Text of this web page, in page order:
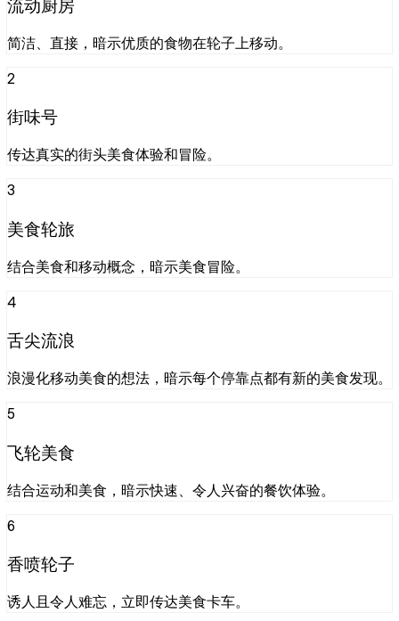
流动厨房
简洁、直接，暗示优质的食物在轮子上移动。
2
街味号
传达真实的街头美食体验和冒险。
3
美食轮旅
结合美食和移动概念，暗示美食冒险。
4
舌尖流浪
浪漫化移动美食的想法，暗示每个停靠点都有新的美食发现。
5
飞轮美食
结合运动和美食，暗示快速、令人兴奋的餐饮体验。
6
香喷轮子
诱人且令人难忘，立即传达美食卡车。